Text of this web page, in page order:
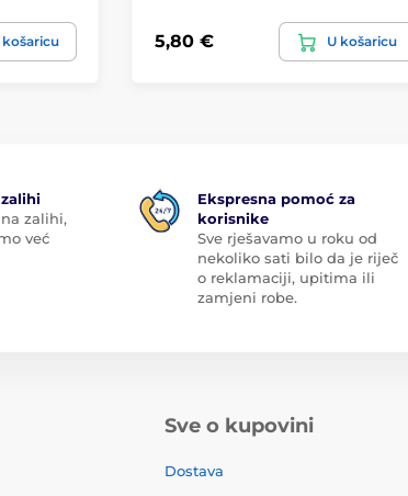
košaricu 5,80 € U košaricu
zalihi,
već
Ekspresna pomoć za
korisnike
Sve rješavamo u roku od
nekoliko sati bilo da je riječ
o reklamaciji, upitima ili
zamjeni robe.
Sve o kupovini
Dostava